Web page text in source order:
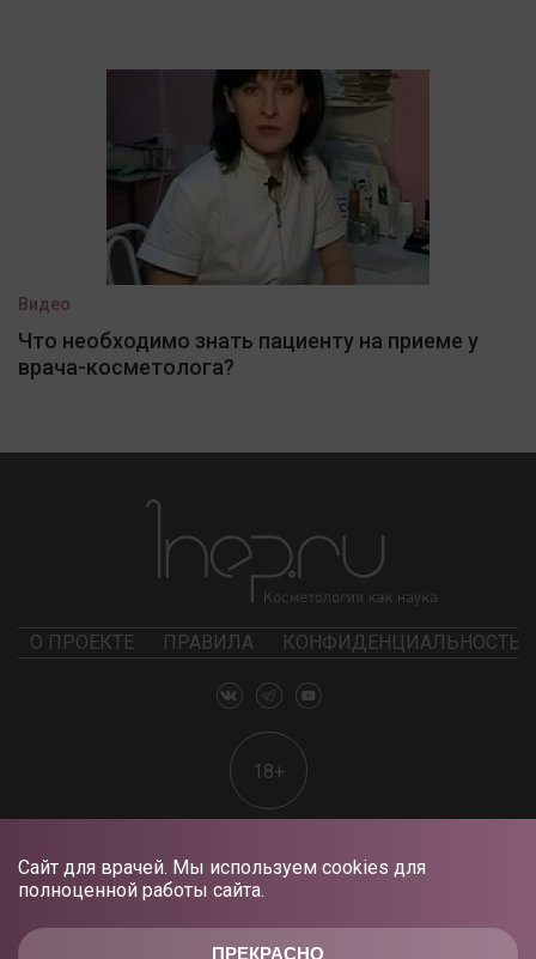
ПРЕКРАСНО
Сайт для врачей. Мы используем cookies для
полноценной работы сайта.
Видео
Что необходимо знать пациенту на приеме у
врача-косметолога?
О ПРОЕКТЕ ПРАВИЛА КОНФИДЕНЦИАЛЬНОСТЬ
18+